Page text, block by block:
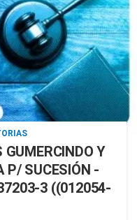
GUMERCINDO Y
P/ SUCESIÓN -
3 ((012054-